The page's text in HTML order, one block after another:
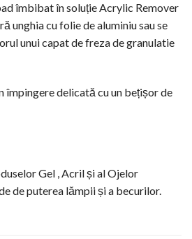
îmbibat în soluție Acrylic Remover
unghia cu folie de aluminiu sau se
unui capat de freza de granulatie
împingere delicată cu un bețișor de
Gel , Acril și al Ojelor
de puterea lămpii și a becurilor.